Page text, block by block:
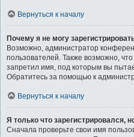
Вернуться к началу
Почему я не могу
Возможно, администратор
пользователей. Также возможно,
запретил имя, под которым вы
Обратитесь за помощью к
Вернуться к началу
Я только что зарегистрировался,
Сначала проверьте свои имя